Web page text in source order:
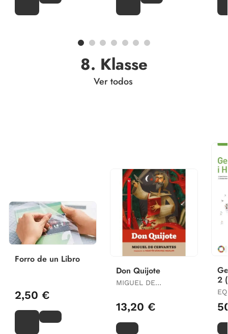
8. Klasse
Ver todos
Forro de un Libro
2,50 €
Don Quijote
MIGUEL DE
AGUSTÍN SÁNCHEZ
13,20 €
2